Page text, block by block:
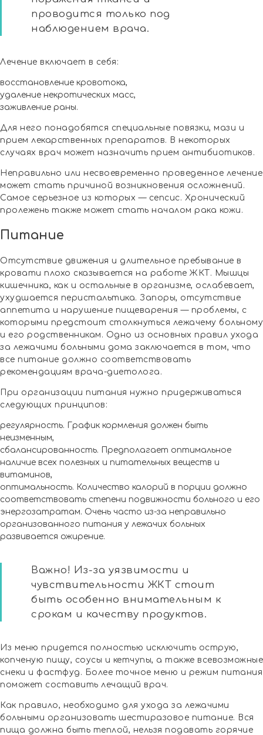
проводится только под
наблюдением врача.
Лечение включает в себя:
восстановление кровотока,
удаление некротических масс,
заживление раны.
Для него понадобятся специальные повязки, мази и
прием лекарственных препаратов. В некоторых
случаях врач может назначить прием антибиотиков.
Неправильно или несвоевременно проведенное лечение
может стать причиной возникновения осложнений.
Самое серьезное из которых — сепсис. Хронический
пролежень также может стать началом рака кожи.
Питание
Отсутствие движения и длительное пребывание в
кровати плохо сказывается на работе ЖКТ. Мышцы
кишечника, как и остальные в организме, ослабевает,
ухудшается перистальтика. Запоры, отсутствие
аппетита и нарушение пищеварения — проблемы, с
которыми предстоит столкнуться лежачему больному
и его родственникам. Одно из основных правил ухода
за лежачими больными дома заключается в том, что
все питание должно соответствовать
рекомендациям врача-диетолога.
При организации питания нужно придерживаться
следующих принципов:
регулярность. График кормления должен быть
неизменным,
сбалансированность. Предполагает оптимальное
наличие всех полезных и питательных веществ и
витаминов,
оптимальность. Количество калорий в порции должно
соответствовать степени подвижности больного и его
энергозатратам. Очень часто из-за неправильно
организованного питания у лежачих больных
развивается ожирение.
Важно! Из-за уязвимости и
чувствительности ЖКТ стоит
быть особенно внимательным к
срокам и качеству продуктов.
Из меню придется полностью исключить острую,
копченую пищу, соусы и кетчупы, а также всевозможные
снеки и фастфуд. Более точное меню и режим питания
поможет составить лечащий врач.
Как правило, необходимо для ухода за лежачими
больными организовать шестиразовое питание. Вся
пища должна быть теплой, нельзя подавать горячие